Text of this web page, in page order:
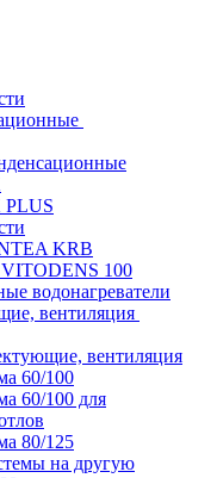
PLUS
KRB
100
водонагреватели
вентиляция
вентиляция
60/100
60/100 для
80/125
на другую